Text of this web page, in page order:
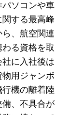
ソコンや車
する最高峰
、航空関連
る資格を取
に入社後は
用ジャンボ
機の離着陸
、不具合が